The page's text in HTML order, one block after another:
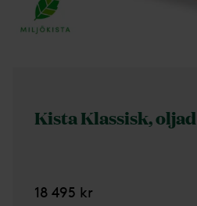
Kista Klassisk, oljad
18 495 kr